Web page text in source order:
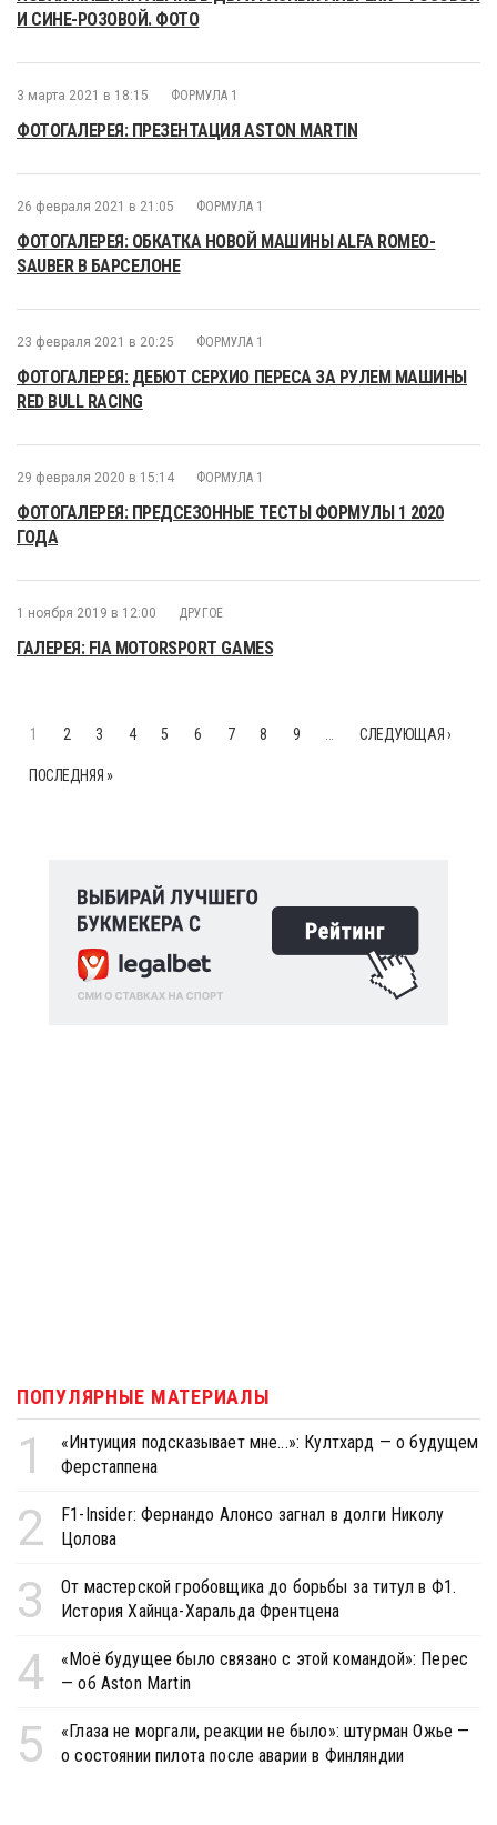
И СИНЕ-РОЗОВОЙ. ФОТО
3 марта 2021 в 18:15 ФОРМУЛА 1
ФОТОГАЛЕРЕЯ: ПРЕЗЕНТАЦИЯ ASTON MARTIN
26 февраля 2021 в 21:05 ФОРМУЛА 1
ФОТОГАЛЕРЕЯ: ОБКАТКА НОВОЙ МАШИНЫ ALFA ROMEO-
SAUBER В БАРСЕЛОНЕ
23 февраля 2021 в 20:25 ФОРМУЛА 1
ФОТОГАЛЕРЕЯ: ДЕБЮТ СЕРХИО ПЕРЕСА ЗА РУЛЕМ МАШИНЫ
RED BULL RACING
29 февраля 2020 в 15:14 ФОРМУЛА 1
ФОТОГАЛЕРЕЯ: ПРЕДСЕЗОННЫЕ ТЕСТЫ ФОРМУЛЫ 1 2020
ГОДА
1 ноября 2019 в 12:00 ДРУГОЕ
ГАЛЕРЕЯ: FIA MOTORSPORT GAMES
1 2 3 4 5 6 7 8 9 СЛЕДУЮЩАЯ ›
ПОСЛЕДНЯЯ »
ПОПУЛЯРНЫЕ МАТЕРИАЛЫ
1
«Интуиция подсказывает мне...»: Култхард — о будущем
Ферстаппена
2
F1-Insider: Фернандо Алонсо загнал в долги Николу
Цолова
3
От мастерской гробовщика до борьбы за титул в Ф1.
История Хайнца-Харальда Френтцена
4
«Моё будущее было связано с этой командой»: Перес
— об Aston Martin
5
«Глаза не моргали, реакции не было»: штурман Ожье —
о состоянии пилота после аварии в Финляндии